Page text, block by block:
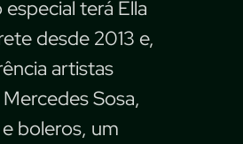
terá Ella
desde 2013 e,
artistas
Sosa,
boleros, um